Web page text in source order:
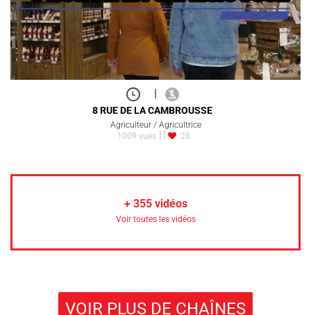
|
8 RUE DE LA CAMBROUSSE
Agriculteur / Agricultrice
1009 vues
28
+ 355vidéos
Voir toutes les vidéos
VOIR PLUS DE CHAÎNES